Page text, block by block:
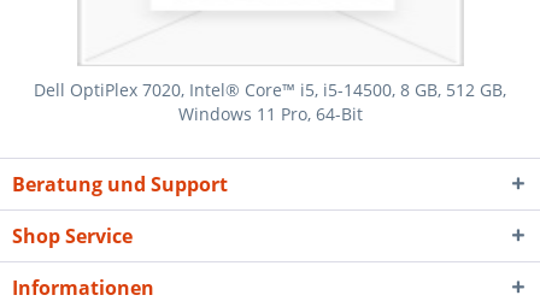
Dell OptiPlex 7020, Intel® Core™ i5, i5-14500, 8 GB, 512 GB,
Windows 11 Pro, 64-Bit
Beratung und Support
Shop Service
Informationen